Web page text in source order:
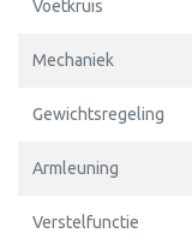
Voetkruis
Mechaniek
Gewichtsregeling
Armleuning
Verstelfunctie